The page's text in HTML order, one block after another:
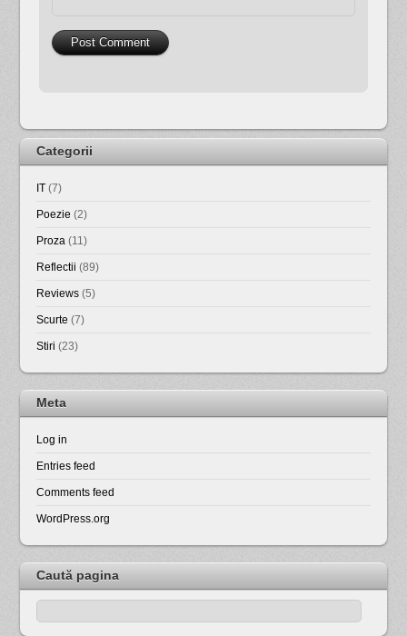
Categorii
IT (7)
Poezie (2)
Proza (11)
Reflectii (89)
Reviews (5)
Scurte (7)
Stiri (23)
Meta
Log in
Entries feed
Comments feed
WordPress.org
Caută pagina